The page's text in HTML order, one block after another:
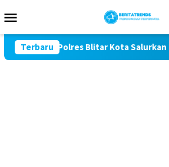
ke
Mobile
Terbaru
ke-81, Polres Blitar Kota Salurkan Beras